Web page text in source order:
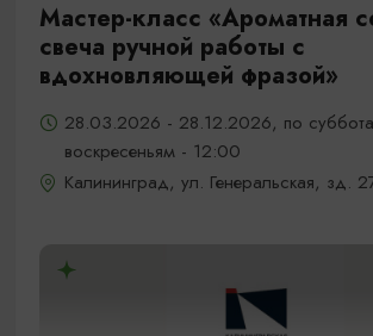
Мастер-класс «Ароматная
свеча ручной работы с
вдохновляющей фразой»
28.03.2026 - 28.12.2026, по
воскресеньям - 12:00
Калининград, ул. Генеральская, зд.